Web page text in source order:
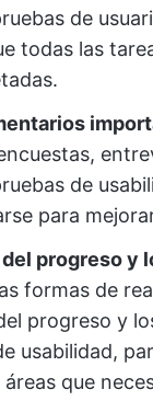
de
todas las
de
para
progreso y
formas de
progreso y
usabilidad,
que